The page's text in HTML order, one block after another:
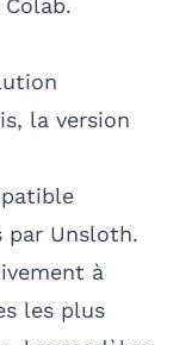
.
la version
par Unsloth.
à
les plus